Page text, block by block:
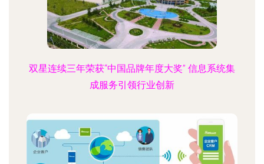
双星连续三年荣获“中国品牌年度大奖” 信息系统集
成服务引领行业创新